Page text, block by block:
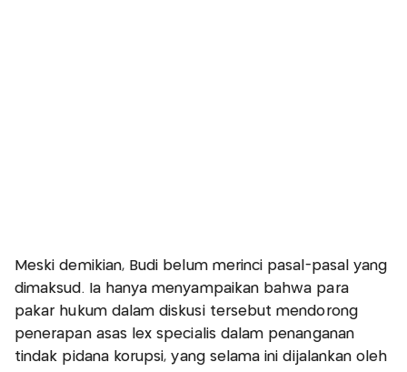
Meski demikian, Budi belum merinci pasal-pasal yang
dimaksud. Ia hanya menyampaikan bahwa para
pakar hukum dalam diskusi tersebut mendorong
penerapan asas lex specialis dalam penanganan
tindak pidana korupsi, yang selama ini dijalankan oleh